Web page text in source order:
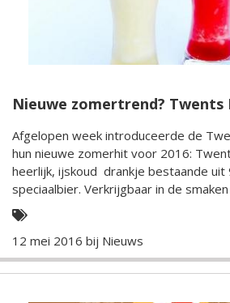
Nieuwe zomertrend? Twents
Afgelopen week introduceerde de
hun nieuwe zomerhit voor 2016: Twents
heerlijk, ijskoud drankje bestaande uit
speciaalbier. Verkrijgbaar in de
Twents Rosé bier.
12 mei 2016 bij Nieuws